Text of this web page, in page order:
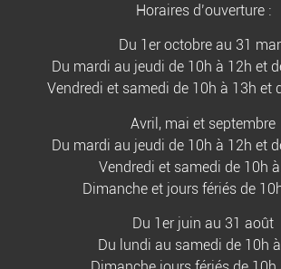
Horaires d’ouverture :
Du 1er octobre au 31
Du mardi au jeudi de 10h à 12h et
Vendredi et samedi de 10h à 13h et
Avril, mai et septembre
Du mardi au jeudi de 10h à 12h et
Vendredi et samedi de 10h
Dimanche et jours fériés de
Du 1er juin au 31 août
Du lundi au samedi de 10h